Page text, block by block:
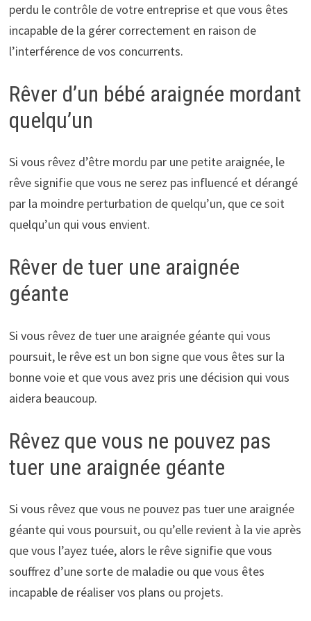
perdu le contrôle de votre entreprise et que vous êtes
incapable de la gérer correctement en raison de
l’interférence de vos concurrents.
Rêver d’un bébé araignée mordant
quelqu’un
Si vous rêvez d’être mordu par une petite araignée, le
rêve signifie que vous ne serez pas influencé et dérangé
par la moindre perturbation de quelqu’un, que ce soit
quelqu’un qui vous envient.
Rêver de tuer une araignée
géante
Si vous rêvez de tuer une araignée géante qui vous
poursuit, le rêve est un bon signe que vous êtes sur la
bonne voie et que vous avez pris une décision qui vous
aidera beaucoup.
Rêvez que vous ne pouvez pas
tuer une araignée géante
Si vous rêvez que vous ne pouvez pas tuer une araignée
géante qui vous poursuit, ou qu’elle revient à la vie après
que vous l’ayez tuée, alors le rêve signifie que vous
souffrez d’une sorte de maladie ou que vous êtes
incapable de réaliser vos plans ou projets.